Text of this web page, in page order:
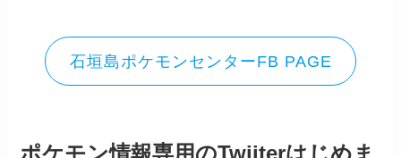
石垣島ポケモンセンターFB PAGE